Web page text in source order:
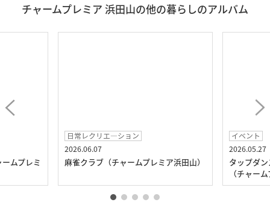
チャームプレミア 浜田山の他の暮らしのアルバム
ムプレミ
日常レクリエ―ション
2026.06.07
麻雀クラブ（チャームプレミア浜田山）
イベント
2026.05.27
タップダ
（チャー